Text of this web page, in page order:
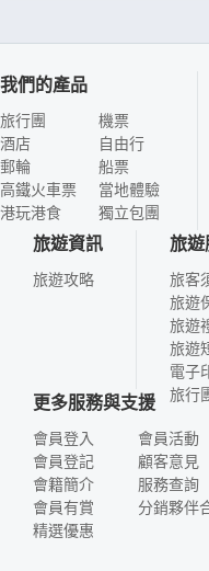
我們的產品
旅行團
酒店
郵輪
高鐵火車票
港玩港食
機票
自由行
船票
當地體驗
獨立包團
旅遊資訊
旅遊攻略
旅
旅客
旅遊
旅遊
旅遊
電子
旅行
更多服務與支援
會員登入
會員登記
會籍簡介
會員有賞
精選優惠
會員活動
顧客意見
服務查詢
分銷夥伴